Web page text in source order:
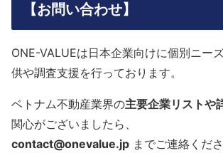
【お問い合わせ】
ONE-VALUEは日本企業向けに個別ニー
供や調査支援を行っております。
ベトナム不動産業界の主要企業リストや
関心がございましたら、
contact@onevalue.jp までご連絡くだ